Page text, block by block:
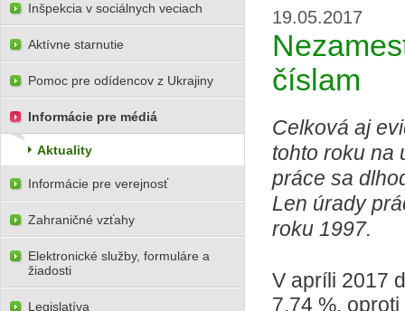
19.05.2017
číslam
Celková aj
tohto roku na
práce sa
Len úrady
roku 1997.
V apríli 2017
7,74 %,
Inšpekcia v sociálnych veciach
Aktívne starnutie
Pomoc pre odídencov z Ukrajiny
Informácie pre médiá
Aktuality
Informácie pre verejnosť
Zahraničné vzťahy
Elektronické služby, formuláre a
žiadosti
Legislatíva